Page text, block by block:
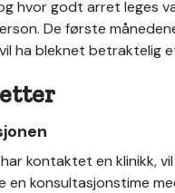
hvor godt arret leges
De første
ha bleknet betraktelig
kontaktet en klinikk,
konsultasjonstime